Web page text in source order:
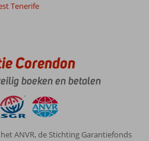
Tenerife
Corendon
boeken en betalen
ANVR, de Stichting Garantiefonds